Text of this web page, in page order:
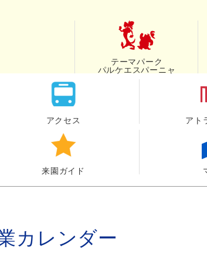
テーマパーク
パルケエスパーニャ
アクセス アト
来園ガイド
カレンダー